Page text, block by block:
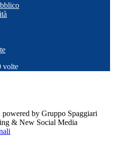
volte
by Gruppo Spaggiari
& New Social Media